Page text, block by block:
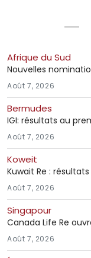
Afrique du Sud
Nouvelles
Août 7, 2026
Bermudes
IGI: résultats au
Août 7, 2026
Koweit
Kuwait Re :
Août 7, 2026
Singapour
Canada Life Re
Août 7, 2026